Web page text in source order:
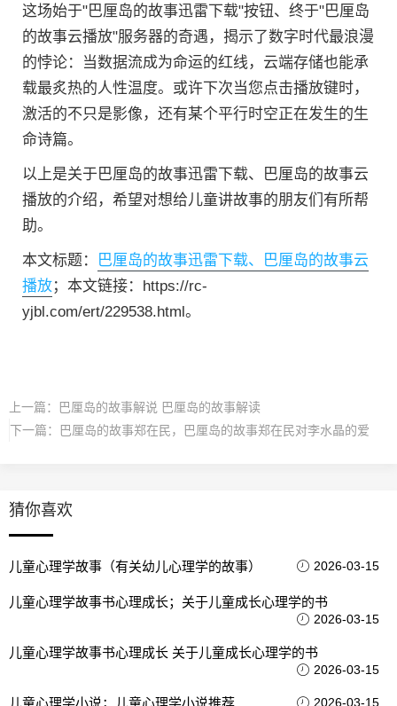
这场始于"巴厘岛的故事迅雷下载"按钮、终于"巴厘岛
的故事云播放"服务器的奇遇，揭示了数字时代最浪漫
的悖论：当数据流成为命运的红线，云端存储也能承
载最炙热的人性温度。或许下次当您点击播放键时，
激活的不只是影像，还有某个平行时空正在发生的生
命诗篇。
以上是关于巴厘岛的故事迅雷下载、巴厘岛的故事云
播放的介绍，希望对想给儿童讲故事的朋友们有所帮
助。
本文标题：
巴厘岛的故事迅雷下载、巴厘岛的故事云
播放；本文链接：https://rc-
yjbl.com/ert/229538.html。
上一篇：
巴厘岛的故事解说 巴厘岛的故事解读
下一篇：
巴厘岛的故事郑在民，巴厘岛的故事郑在民对李水晶的爱
猜你喜欢
儿童心理学故事（有关幼儿心理学的故事） 2026-03-15
儿童心理学故事书心理成长；关于儿童成长心理学的书
2026-03-15
儿童心理学故事书心理成长 关于儿童成长心理学的书
2026-03-15
2026-03-15